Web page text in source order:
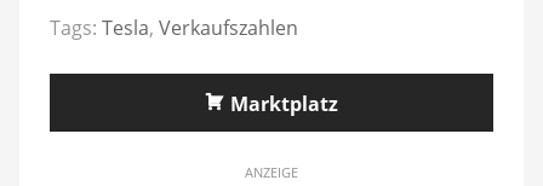
Tags: Tesla, Verkaufszahlen
Marktplatz
ANZEIGE